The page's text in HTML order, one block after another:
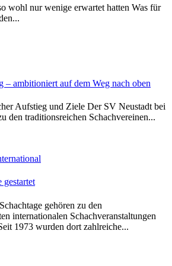
wohl nur wenige erwartet hatten Was für
– ambitioniert auf dem Weg nach oben
Aufstieg und Ziele Der SV Neustadt bei
den traditionsreichen Schachvereinen...
gestartet
gehören zu den
internationalen Schachveranstaltungen
1973 wurden dort zahlreiche...